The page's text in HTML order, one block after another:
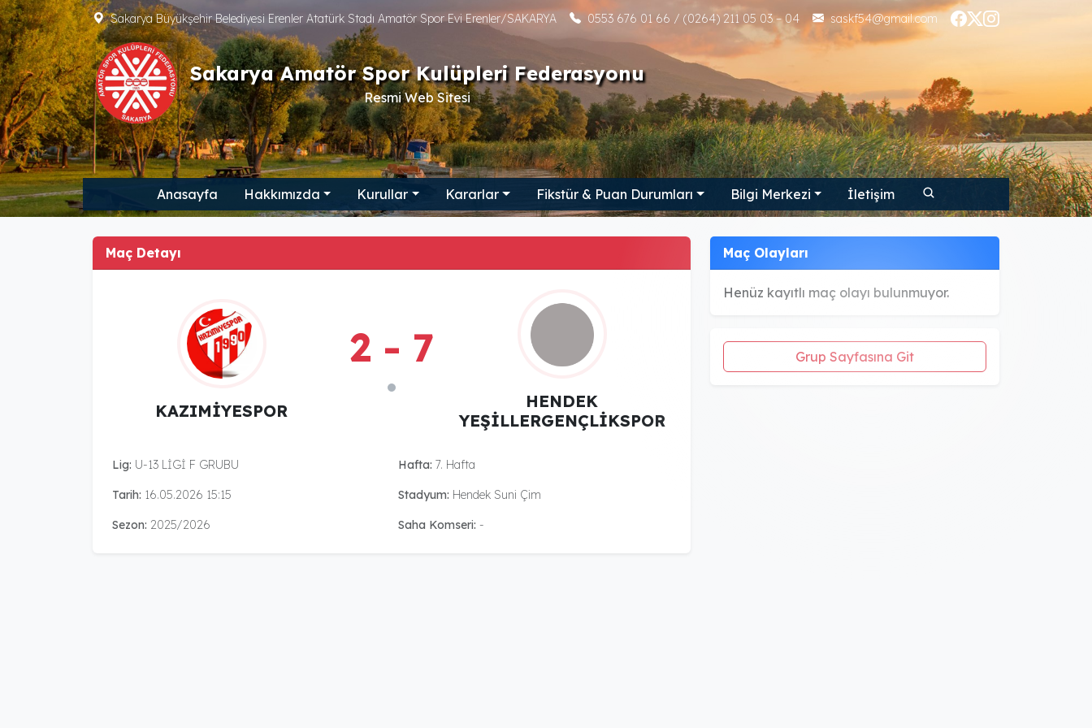
Sakarya Büyükşehir Belediyesi Erenler Atatürk Stadı Amatör Spor Evi Erenler/SAKARYA 0553 676 01 66 / (0264) 211 05 03 – 04 saskf54@gmail.com
Sakarya Amatör Spor Kulüpleri Federasyonu
Resmi Web Sitesi
Anasayfa Hakkımızda Kurullar Kararlar Fikstür & Puan Durumları Bilgi Merkezi İletişim
Maç Detayı
KAZIMİYESPOR
2 - 7
HENDEK
YEŞİLLERGENÇLİKSPOR
Lig: U-13 LİGİ F GRUBU Hafta: 7. Hafta
Tarih: 16.05.2026 15:15 Stadyum: Hendek Suni Çim
Sezon: 2025/2026 Saha Komseri: -
Maç Olayları
Henüz kayıtlı maç olayı bulunmuyor.
Grup Sayfasına Git